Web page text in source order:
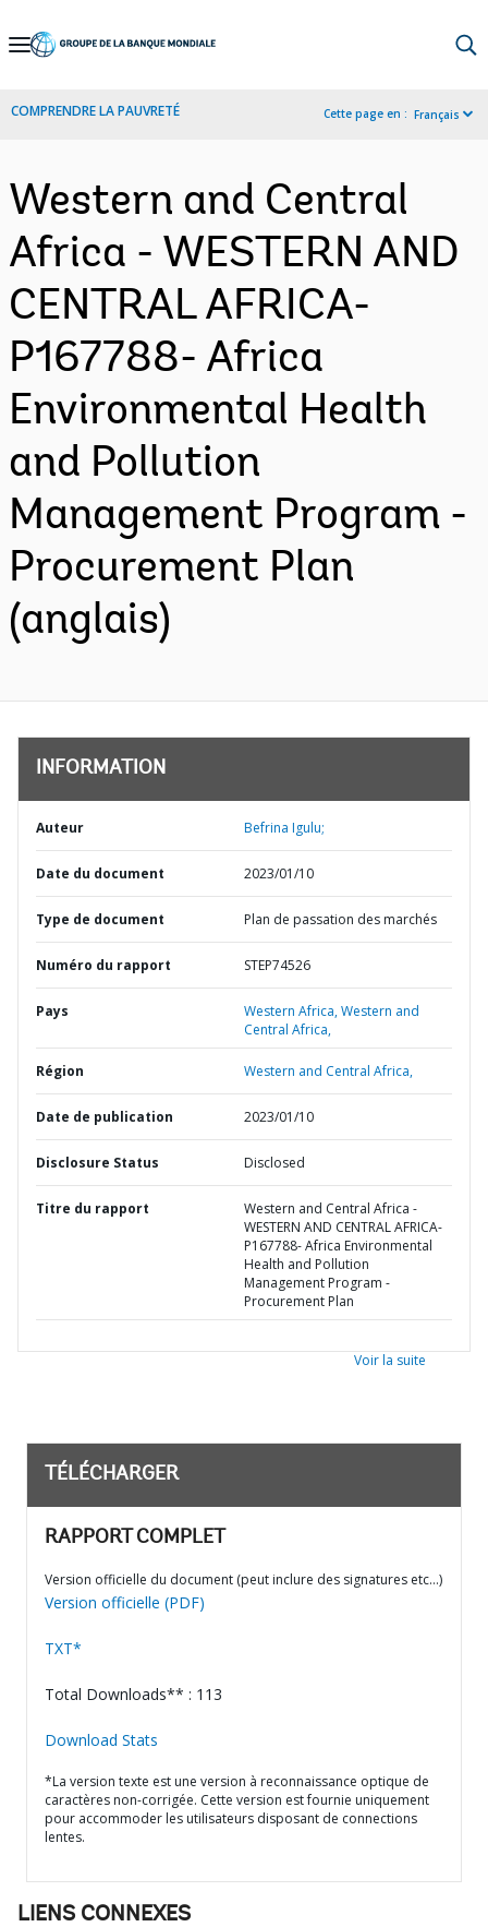
Skip
Navigation
COMPRENDRE LA PAUVRETÉ Cette page en : Français
Western and Central
Africa - WESTERN AND
CENTRAL AFRICA-
P167788- Africa
Environmental Health
and Pollution
Management Program -
Procurement Plan
(anglais)
INFORMATION
Auteur Befrina Igulu;
Date du document 2023/01/10
Type de document Plan de passation des marchés
Numéro du rapport STEP74526
Pays Western Africa,Western and
Central Africa,
Région Western and Central Africa,
Date de publication 2023/01/10
Disclosure Status Disclosed
Titre du rapport
Western and Central Africa -
WESTERN AND CENTRAL AFRICA-
P167788- Africa Environmental
Health and Pollution
Management Program -
Procurement Plan
Voir la suite
TÉLÉCHARGER
RAPPORT COMPLET
Version officielle du document (peut inclure des signatures etc…)
Version officielle (PDF)
TXT*
Total Downloads** : 113
Download Stats
*La version texte est une version à reconnaissance optique de
caractères non-corrigée. Cette version est fournie uniquement
pour accommoder les utilisateurs disposant de connections
lentes.
LIENS CONNEXES